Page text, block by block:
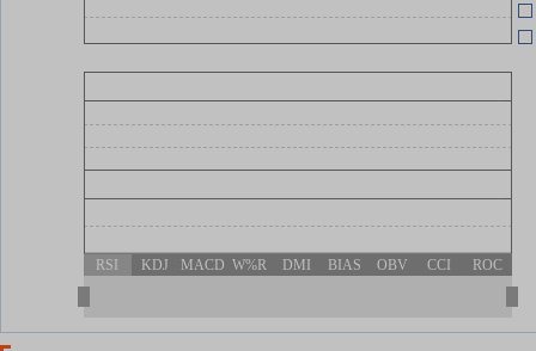
RSI KDJ MACD W%R DMI BIAS OBV CCI ROC